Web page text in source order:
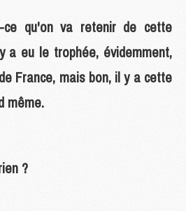
ce qu'on va retenir de cette
a eu le trophée, évidemment,
France, mais bon, il y a cette
même.
?